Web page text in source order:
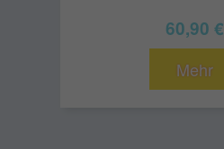
60,90 €
Mehr